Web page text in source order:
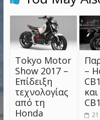
Tokyo Motor
Show 2017 –
Επίδειξη
τεχνολογίας
από τη
Honda
–
και